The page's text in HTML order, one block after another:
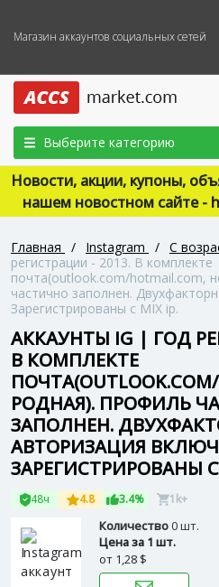
Магазин аккаунтов социальных сетей
Выберите категорию
Новости, акции, купоны,
нашем новостном сайте -
Главная / Instagram / С
регистрации - 2013. В комплекте
почта(outlook.com/hotmail.com,
частично заполнен.
Зарегистрированы с MIX ip.
АККАУНТЫ IG | ГОД
В КОМПЛЕКТЕ
РОДНАЯ). ПРОФИЛЬ
ЗАПОЛНЕН.
АВТОРИЗАЦИЯ
ЗАРЕГИСТРИРОВАНЫ С
48ч 4.8 3.4% 1k+
Количество0 шт.
Цена за 1 шт.
от 1,28 $